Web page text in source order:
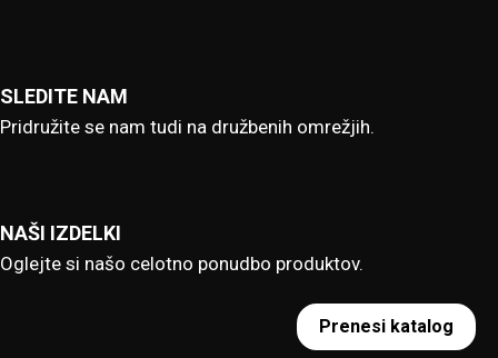
SLEDITE NAM
Pridružite se nam tudi na družbenih omrežjih.
NAŠI IZDELKI
Oglejte si našo celotno ponudbo produktov.
Prenesi katalog